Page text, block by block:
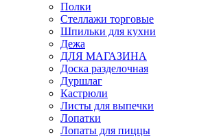
Полки
Стеллажи торговые
Шпильки для кухни
Дежа
ДЛЯ МАГАЗИНА
Доска разделочная
Дуршлаг
Кастрюли
Листы для выпечки
Лопатки
Лопаты для пиццы